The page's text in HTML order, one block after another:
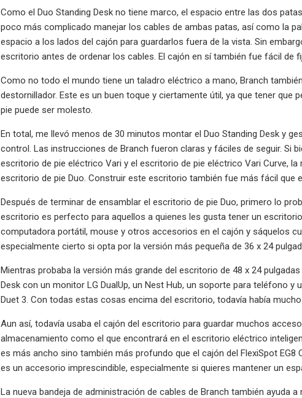
Como el Duo Standing Desk no tiene marco, el espacio entre las dos
poco más complicado manejar los cables de ambas patas, así como la
espacio a los lados del cajón para guardarlos fuera de la vista. Sin
escritorio antes de ordenar los cables. El cajón en sí también fue fácil de
Como no todo el mundo tiene un taladro eléctrico a mano, Branch
destornillador. Este es un buen toque y ciertamente útil, ya que tener
pie puede ser molesto.
En total, me llevó menos de 30 minutos montar el Duo Standing Desk y
control. Las instrucciones de Branch fueron claras y fáciles de seguir. Si
escritorio de pie eléctrico Vari y el escritorio de pie eléctrico Vari Curve,
escritorio de pie Duo. Construir este escritorio también fue más fácil que
Después de terminar de ensamblar el escritorio de pie Duo, primero lo
escritorio es perfecto para aquellos a quienes les gusta tener un
computadora portátil, mouse y otros accesorios en el cajón y sáquelos
especialmente cierto si opta por la versión más pequeña de 36 x 24
Mientras probaba la versión más grande del escritorio de 48 x 24
Desk con un monitor LG DualUp, un Nest Hub, un soporte para teléfono
Duet 3. Con todas estas cosas encima del escritorio, todavía había
Aun así, todavía usaba el cajón del escritorio para guardar muchos
almacenamiento como el que encontrará en el escritorio eléctrico
es más ancho sino también más profundo que el cajón del FlexiSpot
es un accesorio imprescindible, especialmente si quieres mantener un
La nueva bandeja de administración de cables de Branch también ayuda